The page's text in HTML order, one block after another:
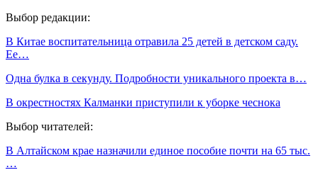
Выбор редакции:
В Китае воспитательница отравила 25 детей в детском саду.
Ее…
Одна булка в секунду. Подробности уникального проекта в…
В окрестностях Калманки приступили к уборке чеснока
Выбор читателей:
В Алтайском крае назначили единое пособие почти на 65 тыс.
…